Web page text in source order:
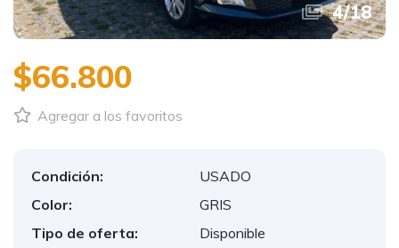
4/18
$66.800
Agregar a los favoritos
Condición:
USADO
Color:
GRIS
Tipo de oferta:
Disponible